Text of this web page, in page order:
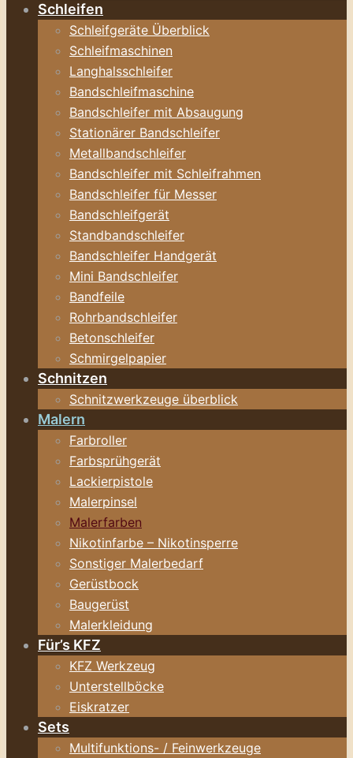
Schleifen
Schleifgeräte Überblick
Schleifmaschinen
Langhalsschleifer
Bandschleifmaschine
Bandschleifer mit Absaugung
Stationärer Bandschleifer
Metallbandschleifer
Bandschleifer mit Schleifrahmen
Bandschleifer für Messer
Bandschleifgerät
Standbandschleifer
Bandschleifer Handgerät
Mini Bandschleifer
Bandfeile
Rohrbandschleifer
Betonschleifer
Schmirgelpapier
Schnitzen
Schnitzwerkzeuge überblick
Malern
Farbroller
Farbsprühgerät
Lackierpistole
Malerpinsel
Malerfarben
Nikotinfarbe – Nikotinsperre
Sonstiger Malerbedarf
Gerüstbock
Baugerüst
Malerkleidung
Für’s KFZ
KFZ Werkzeug
Unterstellböcke
Eiskratzer
Sets
Multifunktions- / Feinwerkzeuge